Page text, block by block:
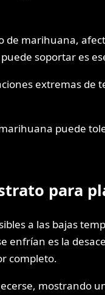
de marihuana,
soportar es
extremas
puede
para
a las bajas
enfrían es la
completo.
mostrando